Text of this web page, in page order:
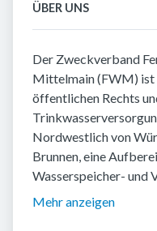
ÜBER UNS
Der Zweckverband
Mittelmain (FWM) ist
öffentlichen Rechts
Nordwestlich von
Brunnen, eine
Wasserspeicher- und
Mehr anzeigen